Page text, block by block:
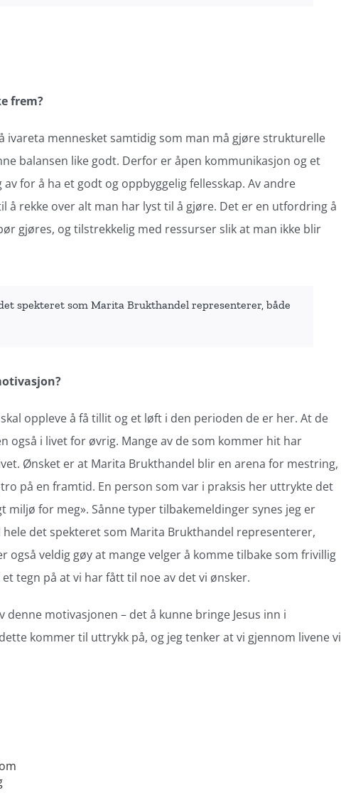
frem?
ivareta mennesket samtidig som man må gjøre strukturelle
balansen like godt. Derfor er åpen kommunikasjon og et
for å ha et godt og oppbyggelig fellesskap. Av andre
å rekke over alt man har lyst til å gjøre. Det er en utfordring å
gjøres, og tilstrekkelig med ressurser slik at man ikke blir
spekteret som Marita Brukthandel representerer, både
oppleve å få tillit og et løft i den perioden de er her. At de
også i livet for øvrig. Mange av de som kommer hit har
Ønsket er at Marita Brukthandel blir en arena for mestring,
på en framtid. En person som var i praksis her uttrykte det
miljø for meg». Sånne typer tilbakemeldinger synes jeg er
det spekteret som Marita Brukthandel representerer,
også veldig gøy at mange velger å komme tilbake som frivillig
tegn på at vi har fått til noe av det vi ønsker.
motivasjonen – det å kunne bringe Jesus inn i
kommer til uttrykk på, og jeg tenker at vi gjennom livene vi